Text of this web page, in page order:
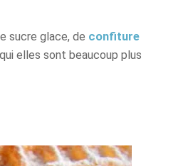
sucre glace, de confiture
qui elles sont beaucoup plus